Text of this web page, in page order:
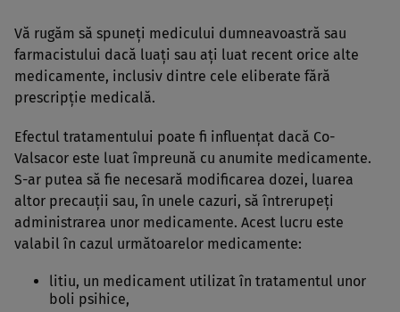
Vă rugăm să spuneţi medicului dumneavoastră sau
farmacistului dacă luaţi sau aţi luat recent orice alte
medicamente, inclusiv dintre cele eliberate fără
prescripţie medicală.
Efectul tratamentului poate fi influenţat dacă Co-
Valsacor este luat împreună cu anumite medicamente.
S-ar putea să fie necesară modificarea dozei, luarea
altor precauţii sau, în unele cazuri, să întrerupeţi
administrarea unor medicamente. Acest lucru este
valabil în cazul următoarelor medicamente:
litiu, un medicament utilizat în tratamentul unor
boli psihice,